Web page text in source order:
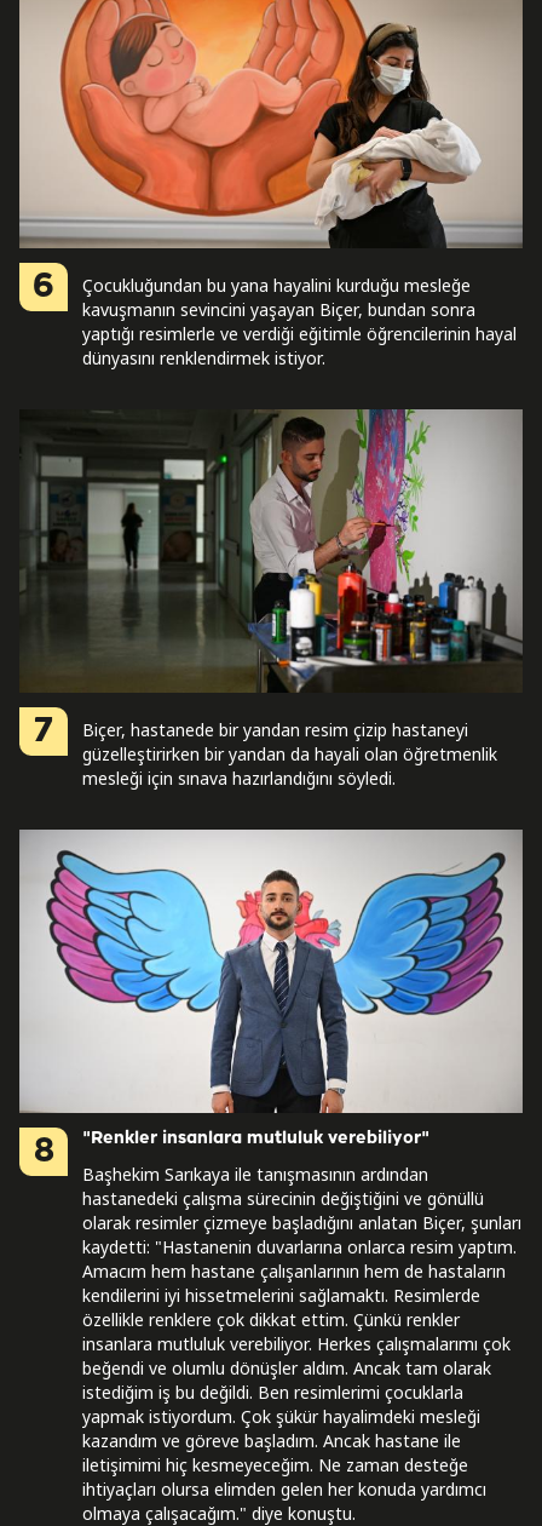
6
Çocukluğundan bu yana hayalini kurduğu mesleğe
kavuşmanın sevincini yaşayan Biçer, bundan sonra
yaptığı resimlerle ve verdiği eğitimle öğrencilerinin hayal
dünyasını renklendirmek istiyor.
7
Biçer, hastanede bir yandan resim çizip hastaneyi
güzelleştirirken bir yandan da hayali olan öğretmenlik
mesleği için sınava hazırlandığını söyledi.
8 "Renkler insanlara mutluluk verebiliyor"
Başhekim Sarıkaya ile tanışmasının ardından
hastanedeki çalışma sürecinin değiştiğini ve gönüllü
olarak resimler çizmeye başladığını anlatan Biçer, şunları
kaydetti: "Hastanenin duvarlarına onlarca resim yaptım.
Amacım hem hastane çalışanlarının hem de hastaların
kendilerini iyi hissetmelerini sağlamaktı. Resimlerde
özellikle renklere çok dikkat ettim. Çünkü renkler
insanlara mutluluk verebiliyor. Herkes çalışmalarımı çok
beğendi ve olumlu dönüşler aldım. Ancak tam olarak
istediğim iş bu değildi. Ben resimlerimi çocuklarla
yapmak istiyordum. Çok şükür hayalimdeki mesleği
kazandım ve göreve başladım. Ancak hastane ile
iletişimimi hiç kesmeyeceğim. Ne zaman desteğe
ihtiyaçları olursa elimden gelen her konuda yardımcı
olmaya çalışacağım." diye konuştu.